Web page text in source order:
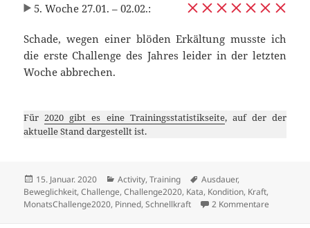
5. Woche 27.01. – 02.02.:
Schade, wegen einer blöden Erkältung musste ich
die erste Challenge des Jahres leider in der letzten
Woche abbrechen.
Für2020 gibt es eine Trainingsstatistikseite, auf der der
aktuelle Stand dargestellt ist.
Veröffentlicht
am
15. Januar. 2020 Kategorien
Activity,Training Schlagwörter
Ausdauer,
Beweglichkeit,Challenge,Challenge2020, Kata, Kondition, Kraft,
MonatsChallenge2020, Pinned,Schnellkraft 2 Kommentare